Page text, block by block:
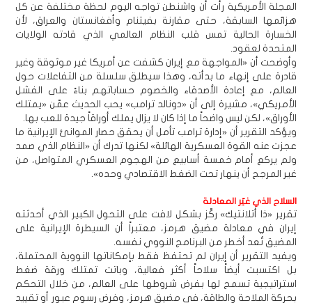
المجلة الأمريكية رأت أن واشنطن تواجه اليوم لحظة مختلفة عن كل
هزائمها السابقة، حتى مقارنة بفيتنام وأفغانستان والعراق، لأن
الخسارة الحالية تمس قلب النظام العالمي الذي قادته الولايات
المتحدة لعقود.
وأوضحت أن «المواجهة مع إيران كشفت عن أمريكا غير موثوقة وغير
قادرة على إنهاء ما بدأته، وهذا سيطلق سلسلة من التفاعلات حول
العالم، مع إعادة الأصدقاء والخصوم حساباتهم بناءً على الفشل
الأمريكي»، مشيرة إلى أن «دونالد ترامب» يحب الحديث عمّن «يمتلك
الأوراق»، لكن ليس واضحاً ما إذا كان لا يزال يملك أوراقاً جيدة للعب بها.
ويؤكد التقرير أن «إدارة ترامب تأمل أن يحقق حصار الموانئ الإيرانية ما
عجزت عنه القوة العسكرية الهائلة» لكنها تدرك أن «النظام الذي صمد
ولم يركع أمام خمسة أسابيع من الهجوم العسكري المتواصل، من
غير المرجح أن ينهار تحت الضغط الاقتصادي وحده».
السلاح الذي غيّر المعادلة
تقرير «ذا أتلانتيك» ركّز بشكل لافت على التحول الكبير الذي أحدثته
إيران في معادلة مضيق هرمز، معتبراً أن السيطرة الإيرانية على
المضيق تُعد أخطر من البرنامج النووي نفسه.
ويفيد التقرير أن إيران لم تحتفظ فقط بإمكاناتها النووية المحتملة،
بل اكتسبت أيضاً سلاحاً أكثر فعالية، وباتت تمتلك ورقة ضغط
استراتيجية تسمح لها بفرض شروطها على العالم، من خلال التحكم
بحركة الملاحة والطاقة، في مضيق هرمز، وفرض رسوم عبور أو تقييد